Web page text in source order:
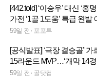
[442.told] ‘이승우’ 대신 ‘홍
가전 ‘1골 1도움’ 특급 왼발
야 하는 이유
59일 전 포포투
[공식발표] ‘극장 결승골’
15라운드 MVP…‘개막 14경
북청주는 베스트팀 선정
59일 전 골닷컴